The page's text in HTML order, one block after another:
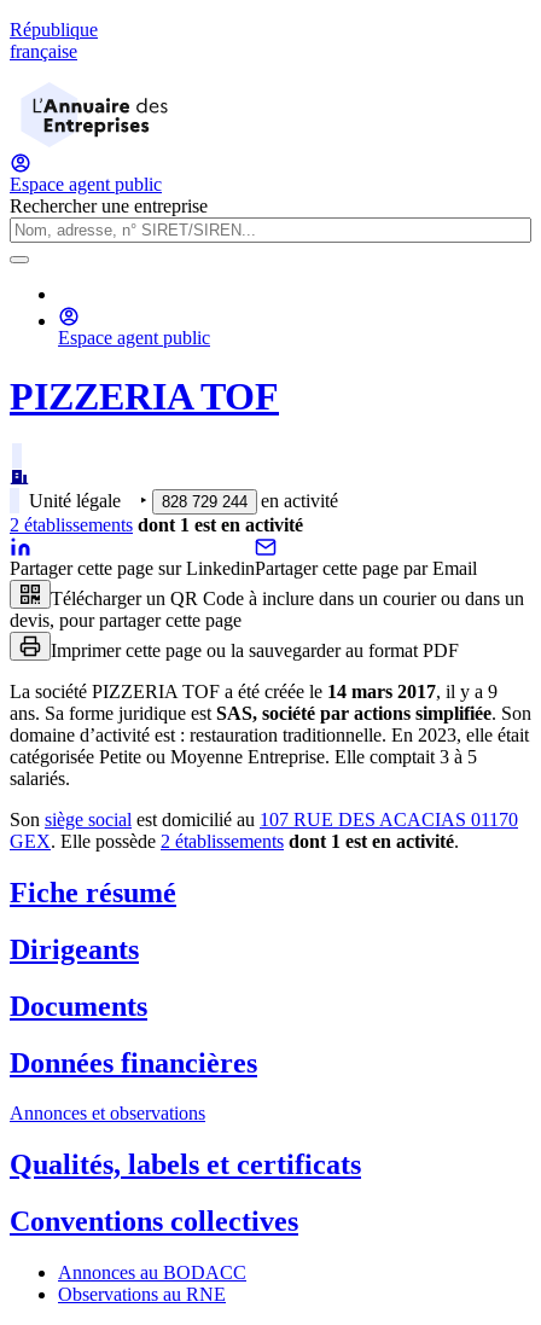
République
française
Espace agent public
Rechercher une entreprise
Espace agent public
PIZZERIA TOF
Unité légale ‣ 828 729 244
en activité
2 établissements dont 1 est en activité
Partager cette page sur LinkedinPartager cette page par Email
Télécharger un QR Code à inclure dans un courier ou dans un
devis, pour partager cette page
Imprimer cette page ou la sauvegarder au format PDF
La société PIZZERIA TOF a été créée le 14 mars 2017, il y a 9
ans. Sa forme juridique est SAS, société par actions simplifiée. Son
domaine d’activité est : restauration traditionnelle. En 2023, elle était
catégorisée Petite ou Moyenne Entreprise. Elle comptait 3 à 5
salariés.
Son siège social est domicilié au 107 RUE DES ACACIAS 01170
GEX. Elle possède 2 établissements dont 1 est en activité.
Fiche résumé
Dirigeants
Documents
Données financières
Annonces et observations
Qualités, labels et certificats
Conventions collectives
Annonces au BODACC
Observations au RNE